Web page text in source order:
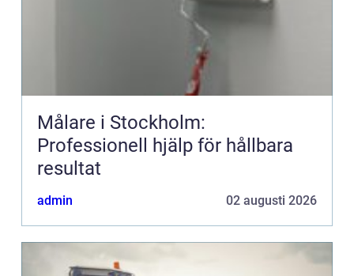
Målare i Stockholm:
Professionell hjälp för hållbara
resultat
admin 02 augusti 2026